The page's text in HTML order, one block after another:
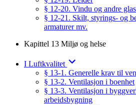
§ 12-20. Vindu og andre
§ 12-21. Skilt, styrings- og
armaturer mv.
Kapittel 13 Miljø og helse
I Luftkvalitet
§ 13-1. Generelle krav til
§ 13-2. Ventilasjon i boenhet
§ 13-3. Ventilasjon i
arbeidsbygning